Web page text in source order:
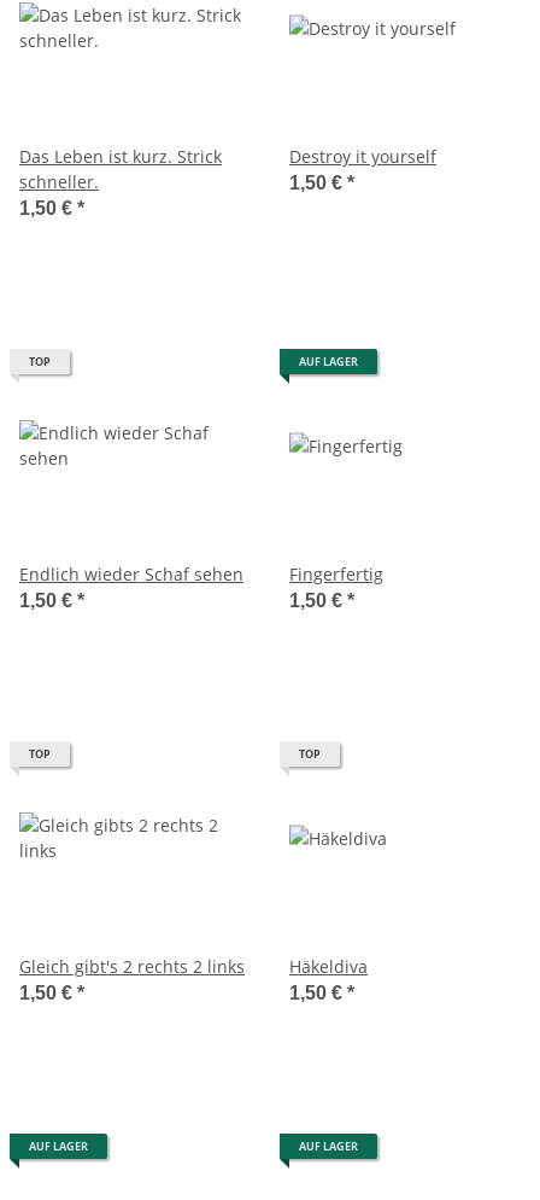
Das Leben ist kurz. Strick
schneller.
1,50 € *
Destroy it yourself
1,50 € *
TOP
Endlich wieder Schaf sehen
1,50 € *
AUF LAGER
Fingerfertig
1,50 € *
TOP
Gleich gibt's 2 rechts 2 links
1,50 € *
TOP
Häkeldiva
1,50 € *
AUF LAGER AUF LAGER